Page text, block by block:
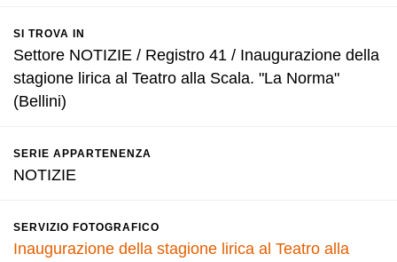
SI TROVA IN
Settore NOTIZIE / Registro 41 / Inaugurazione della
stagione lirica al Teatro alla Scala. "La Norma"
(Bellini)
SERIE APPARTENENZA
NOTIZIE
SERVIZIO FOTOGRAFICO
Inaugurazione della stagione lirica al Teatro alla